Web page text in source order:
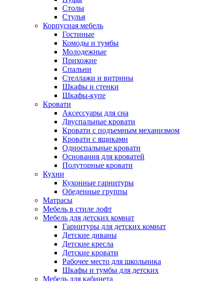
Столы
Стулья
Корпусная мебель
Гостиные
Комоды и тумбы
Молодежные
Прихожие
Спальни
Стеллажи и витрины
Шкафы и стенки
Шкафы-купе
Кровати
Аксессуары для сна
Двуспальные кровати
Кровати с подъемным механизмом
Кровати с ящиками
Односпальные кровати
Основания для кроватей
Полуторные кровати
Кухни
Кухонные гарнитуры
Обеденные группы
Матрасы
Мебель в стиле лофт
Мебель для детских комнат
Гарнитуры для детских комнат
Детские диваны
Детские кресла
Детские кровати
Рабочее место для школьника
Шкафы и тумбы для детских
Мебель для кабинета